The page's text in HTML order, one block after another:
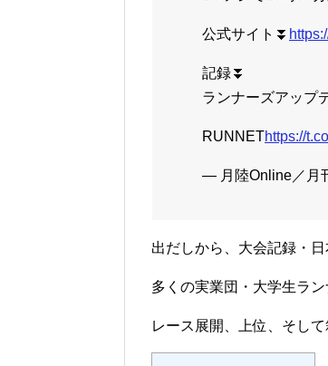
公式サイト⏬
記録⏬
ランナーズアップ
RUNNEThttps://
— 月陸Online／月
出だしから、大会記録・
多くの実業団・大学生ラ
レース展開、上位、そし